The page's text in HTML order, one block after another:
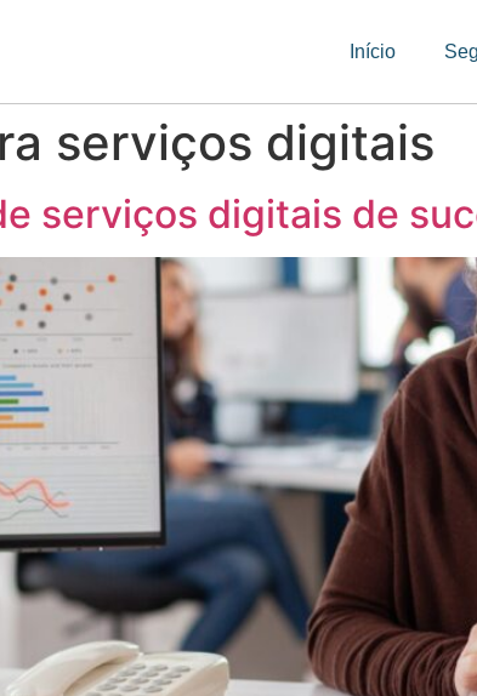
Início
serviços digitais
serviços digitais de